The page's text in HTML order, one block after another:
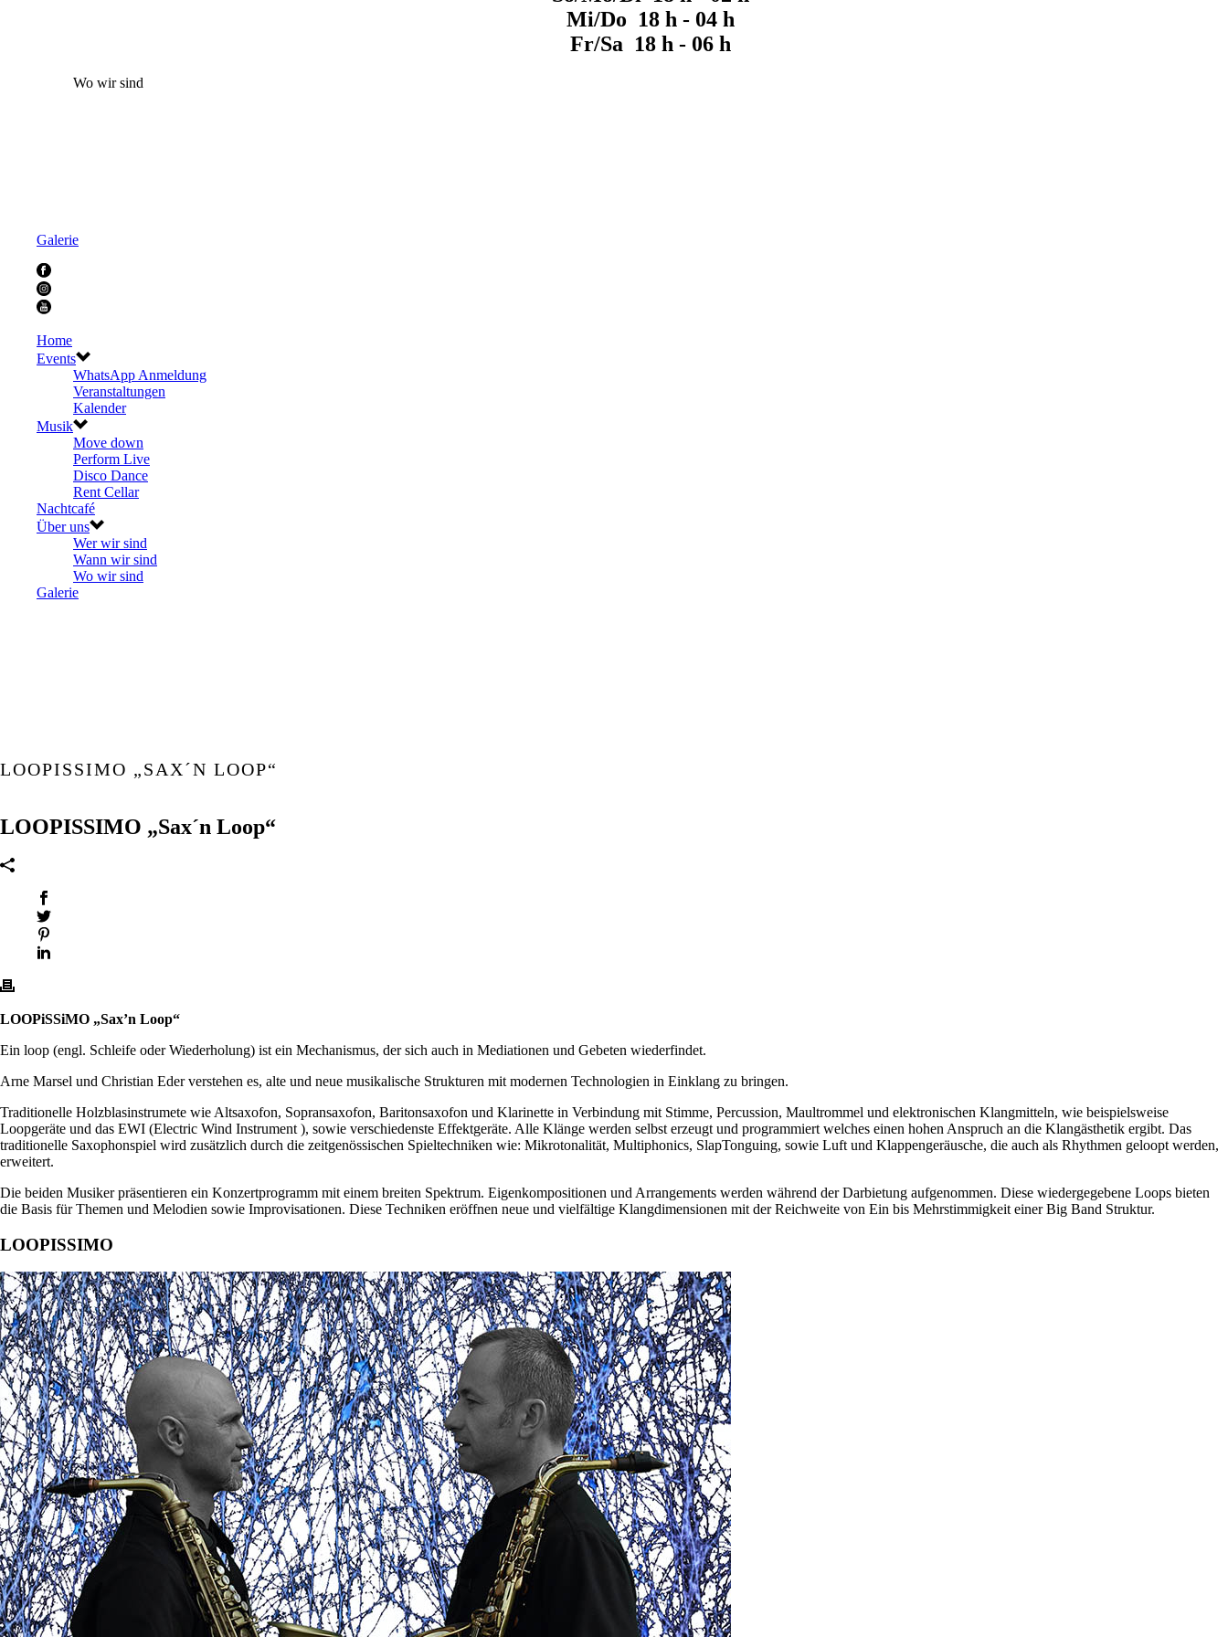
Mi/Do 18 h - 04 h
Fr/Sa 18 h - 06 h
Wo wir sind
Galerie
Home
Events
WhatsApp Anmeldung
Veranstaltungen
Kalender
Musik
Move down
Perform Live
Disco Dance
Rent Cellar
Nachtcafé
Über uns
Wer wir sind
Wann wir sind
Wo wir sind
Galerie
LOOPISSIMO „SAX´N LOOP“
LOOPISSIMO „Sax´n Loop“
LOOPiSSiMO „Sax’n Loop“
Ein loop (engl. Schleife oder Wiederholung) ist ein Mechanismus, der sich auch in Mediationen und Gebeten wiederfindet.
Arne Marsel und Christian Eder verstehen es, alte und neue musikalische Strukturen mit modernen Technologien in Einklang zu bringen.
Traditionelle Holzblasinstrumete wie Altsaxofon, Sopransaxofon, Baritonsaxofon und Klarinette in Verbindung mit Stimme, Percussion, Maultrommel und elektronischen Klangmitteln, wie beispielsweise
Loopgeräte und das EWI (Electric Wind Instrument ), sowie verschiedenste Effektgeräte. Alle Klänge werden selbst erzeugt und programmiert welches einen hohen Anspruch an die Klangästhetik ergibt. Das
traditionelle Saxophonspiel wird zusätzlich durch die zeitgenössischen Spieltechniken wie: Mikrotonalität, Multiphonics, SlapTonguing, sowie Luft und Klappengeräusche, die auch als Rhythmen geloopt werden,
erweitert.
Die beiden Musiker präsentieren ein Konzertprogramm mit einem breiten Spektrum. Eigenkompositionen und Arrangements werden während der Darbietung aufgenommen. Diese wiedergegebene Loops bieten
die Basis für Themen und Melodien sowie Improvisationen. Diese Techniken eröffnen neue und vielfältige Klangdimensionen mit der Reichweite von Ein bis Mehrstimmigkeit einer Big Band Struktur.
LOOPISSIMO